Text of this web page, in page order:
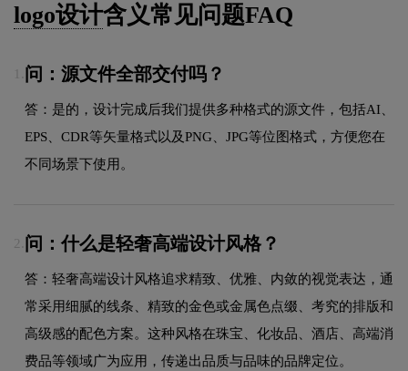
logo设计含义常见问题FAQ
问：源文件全部交付吗？
答：是的，设计完成后我们提供多种格式的源文件，包括AI、
EPS、CDR等矢量格式以及PNG、JPG等位图格式，方便您在
不同场景下使用。
2. 问：什么是轻奢高端设计风格？
答：轻奢高端设计风格追求精致、优雅、内敛的视觉表达，通
常采用细腻的线条、精致的金色或金属色点缀、考究的排版和
高级感的配色方案。这种风格在珠宝、化妆品、酒店、高端消
费品等领域广为应用，传递出品质与品味的品牌定位。